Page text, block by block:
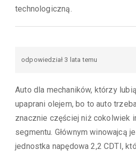
technologiczną.
odpowiedział 3 lata temu
Auto dla mechaników, którzy
upaprani olejem, bo to auto
znacznie częściej niż cokolwiek
segmentu. Głównym winowajcą
jednostka napędowa 2,2 CDTI,